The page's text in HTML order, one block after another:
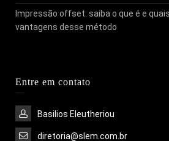
Impressão offset: saiba o que é e
vantagens desse método
Entre em contato
Basilios Eleutheriou
diretoria@slem.com.br